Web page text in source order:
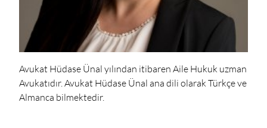
Avukat Hüdase Ünal yılından itibaren Aile Hukuk uzman
Avukatıdır. Avukat Hüdase Ünal ana dili olarak Türkçe ve
Almanca bilmektedir.